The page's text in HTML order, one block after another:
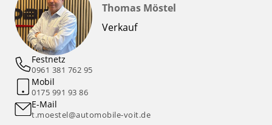
Thomas Möstel
Verkauf
Festnetz
0961 381 762 95
Mobil
0175 991 93 86
E-Mail
t.moestel@automobile-voit.de